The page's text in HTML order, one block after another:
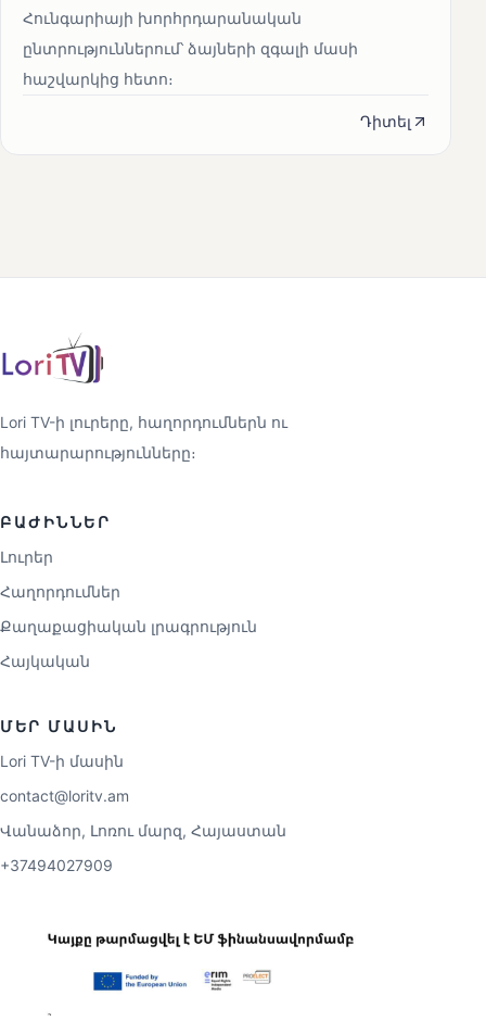
Հունգարիայի խորհրդարանական
ընտրություններում՝ ձայների զգալի մասի
հաշվարկից հետո։
Դիտել
Lori TV-ի լուրերը, հաղորդումներն ու
հայտարարությունները։
ԲԱԺԻՆՆԵՐ
Լուրեր
Հաղորդումներ
Քաղաքացիական լրագրություն
Հայկական
ՄԵՐ ՄԱՍԻՆ
Lori TV-ի մասին
contact@loritv.am
Վանաձոր, Լոռու մարզ, Հայաստան
+37494027909